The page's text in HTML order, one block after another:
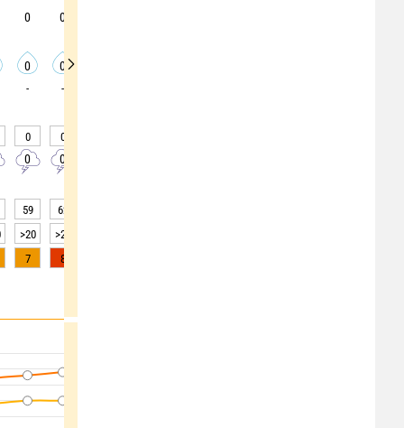
0 0
0 0
- -
0 0
0 0
59 62
>20 >20
7 8